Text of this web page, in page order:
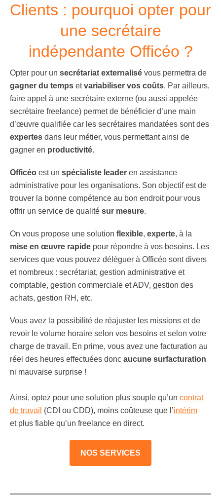
Clients : pourquoi opter pour
une secrétaire
indépendante Officéo ?
Opter pour un secrétariat externalisé vous permettra de
gagner du temps etvariabiliser vos coûts. Par ailleurs,
faire appel à une secrétaire externe (ou aussi appelée
secrétaire freelance) permet de bénéficier d’une main
d’œuvre qualifiée car les secrétaires mandatées sont des
expertes dans leur métier, vous permettant ainsi de
gagner en productivité.
Officéo est un spécialiste leader en assistance
administrative pour les organisations. Son objectif est de
trouver la bonne compétence au bon endroit pour vous
offrir un service de qualité sur mesure.
On vous propose une solution flexible, experte, à la
mise en œuvre rapide pour répondre à vos besoins. Les
services que vous pouvez déléguer à Officéo sont divers
et nombreux : secrétariat, gestion administrative et
comptable, gestion commerciale et ADV, gestion des
achats, gestion RH, etc.
Vous avez la possibilité de réajuster les missions et de
revoir le volume horaire selon vos besoins et selon votre
charge de travail. En prime, vous avez une facturation au
réel des heures effectuées donc aucune surfacturation
ni mauvaise surprise !
Ainsi, optez pour une solution plus souple qu’un contrat
de travail (CDI ou CDD), moins coûteuse que l’intérim
et plus fiable qu’un freelance en direct.
NOS SERVICES